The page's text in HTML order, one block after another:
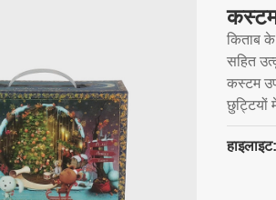
कस्टम
किताब
सहित
कस्टम
छुट्टियों
हाइलाइट: